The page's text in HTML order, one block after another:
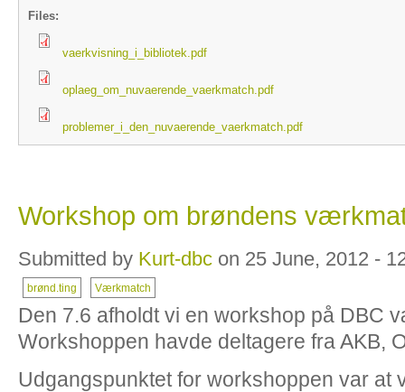
Files:
vaerkvisning_i_bibliotek.pdf
oplaeg_om_nuvaerende_vaerkmatch.pdf
problemer_i_den_nuvaerende_vaerkmatch.pdf
Workshop om brøndens
Submitted by Kurt-dbc on 25 June, 2012 -
brønd.ting Værkmatch
Den 7.6 afholdt vi en workshop på DBC
Workshoppen havde deltagere fra AKB,
Udgangspunktet for workshoppen var at